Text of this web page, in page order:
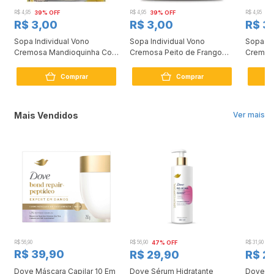
R$ 4,95 39% OFF
R$ 3,00
Sopa Individual Vono
Cremosa Mandioquinha Com
Comprar
R$ 4,95 39% OFF
R$ 3,00
Sopa Individual Vono
Cremosa Peito de Frango
Comprar
R$ 4,95
R$
Sopa
Ver mais
Mais Vendidos
R$ 56,90
R$ 39,90
Dove Máscara Capilar 10 Em
R$ 56,90 47% OFF
R$ 29,90
Dove Sérum Hidratante
R$ 31,90
R$
Dove